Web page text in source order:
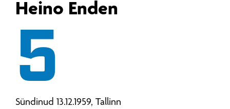
Heino Enden
5
Sündinud 13.12.1959, Tallinn